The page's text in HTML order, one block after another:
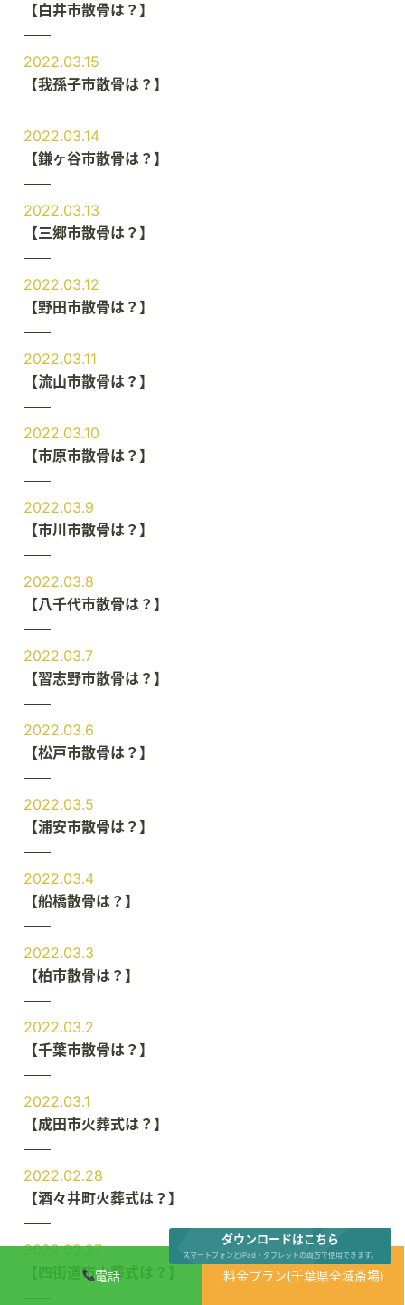
電話 料金プラン(千葉県全域斎場)
ダウンロードはこちら
スマートフォンとiPad・タブレットの両方で使用できます。
【白井市散骨は？】
2022.03.15
【我孫子市散骨は？】
2022.03.14
【鎌ヶ谷市散骨は？】
2022.03.13
【三郷市散骨は？】
2022.03.12
【野田市散骨は？】
2022.03.11
【流山市散骨は？】
2022.03.10
【市原市散骨は？】
2022.03.9
【市川市散骨は？】
2022.03.8
【八千代市散骨は？】
2022.03.7
【習志野市散骨は？】
2022.03.6
【松戸市散骨は？】
2022.03.5
【浦安市散骨は？】
2022.03.4
【船橋散骨は？】
2022.03.3
【柏市散骨は？】
2022.03.2
【千葉市散骨は？】
2022.03.1
【成田市火葬式は？】
2022.02.28
【酒々井町火葬式は？】
2022.02.27
【四街道市火葬式は？】